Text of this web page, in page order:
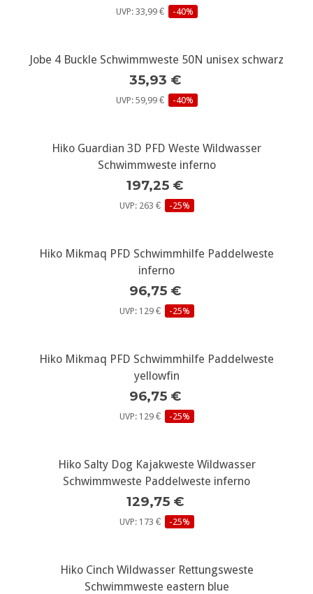
UVP: 33,99 € -40%
Jobe 4 Buckle Schwimmweste 50N unisex schwarz
35,93 €
UVP: 59,99 € -40%
Hiko Guardian 3D PFD Weste Wildwasser
Schwimmweste inferno
197,25 €
UVP: 263 € -25%
Hiko Mikmaq PFD Schwimmhilfe Paddelweste
inferno
96,75 €
UVP: 129 € -25%
Hiko Mikmaq PFD Schwimmhilfe Paddelweste
yellowfin
96,75 €
UVP: 129 € -25%
Hiko Salty Dog Kajakweste Wildwasser
Schwimmweste Paddelweste inferno
129,75 €
UVP: 173 € -25%
Hiko Cinch Wildwasser Rettungsweste
Schwimmweste eastern blue